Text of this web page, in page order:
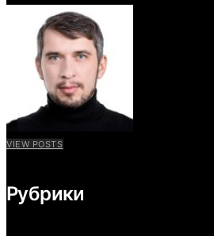
VIEW POSTS
Рубрики